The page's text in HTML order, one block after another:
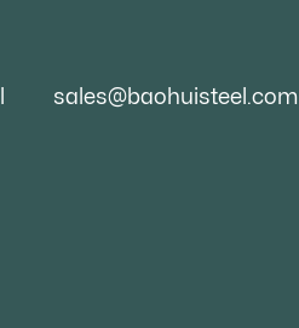
sales@baohuisteel.com